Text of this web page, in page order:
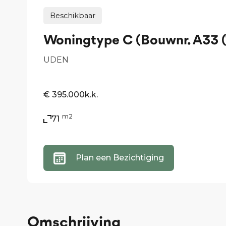
Beschikbaar
Woningtype C (Bouwnr. A33
UDEN
€ 395.000k.k.
71 m2
Plan een Bezichtiging